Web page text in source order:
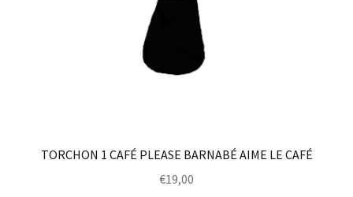
TORCHON 1 CAFÉ PLEASE BARNABÉ AIME LE CAFÉ
€19,00